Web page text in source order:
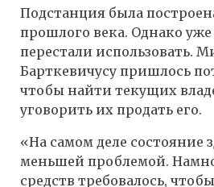
Подстанция была
прошлого века. Однако уже
перестали использовать.
Барткевичусу пришлось
чтобы найти текущих
уговорить их продать его.
«На самом деле состояние
меньшей проблемой.
средств требовалось,